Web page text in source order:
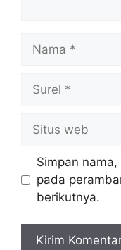
web
Simpan
pada
berikutnya.